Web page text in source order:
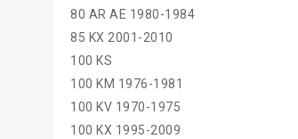
80 AR AE 1980-1984
85 KX 2001-2010
100 KS
100 KM 1976-1981
100 KV 1970-1975
100 KX 1995-2009